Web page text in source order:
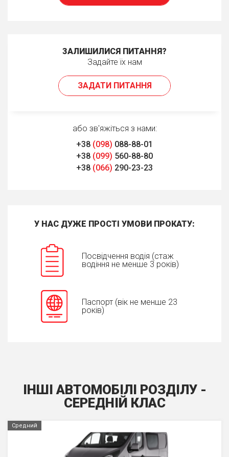
ЗАЛИШИЛИСЯ ПИТАННЯ?
Задайте їх нам
ЗАДАТИ ПИТАННЯ
або зв'яжіться з нами:
+38 (098) 088-88-01
+38 (099) 560-88-80
+38 (066) 290-23-23
У НАС ДУЖЕ ПРОСТІ УМОВИ ПРОКАТУ:
Посвідчення водія (стаж
водіння не менше 3 років)
Паспорт (вік не менше 23
років)
ІНШІ АВТОМОБІЛІ РОЗДІЛУ -
СЕРЕДНIЙ КЛАС
Средний